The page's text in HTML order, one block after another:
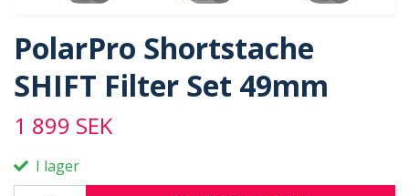
PolarPro Shortstache
SHIFT Filter Set 49mm
1 899 SEK
I lager